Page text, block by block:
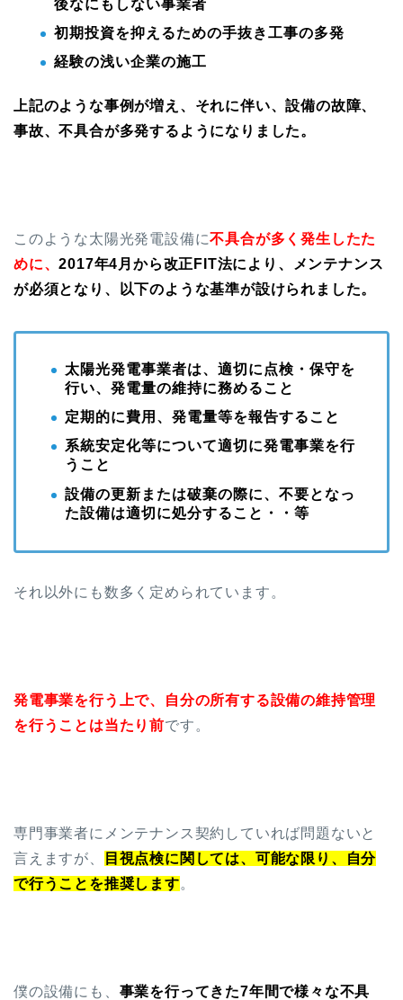
後なにもしない事業者
初期投資を抑えるための手抜き工事の多発
経験の浅い企業の施工
上記のような事例が増え、それに伴い、設備の故障、
事故、不具合が多発するようになりました。
このような太陽光発電設備に不具合が多く発生したた
めに、2017年4月から改正FIT法により、メンテナンス
が必須となり、以下のような基準が設けられました。
太陽光発電事業者は、適切に点検・保守を
行い、発電量の維持に務めること
定期的に費用、発電量等を報告すること
系統安定化等について適切に発電事業を行
うこと
設備の更新または破棄の際に、不要となっ
た設備は適切に処分すること・・等
それ以外にも数多く定められています。
発電事業を行う上で、自分の所有する設備の維持管理
を行うことは当たり前です。
専門事業者にメンテナンス契約していれば問題ないと
言えますが、
目視点検に関しては、可能な限り、自分
で行うことを推奨します。
僕の設備にも、 事業を行ってきた7年間で様々な不具